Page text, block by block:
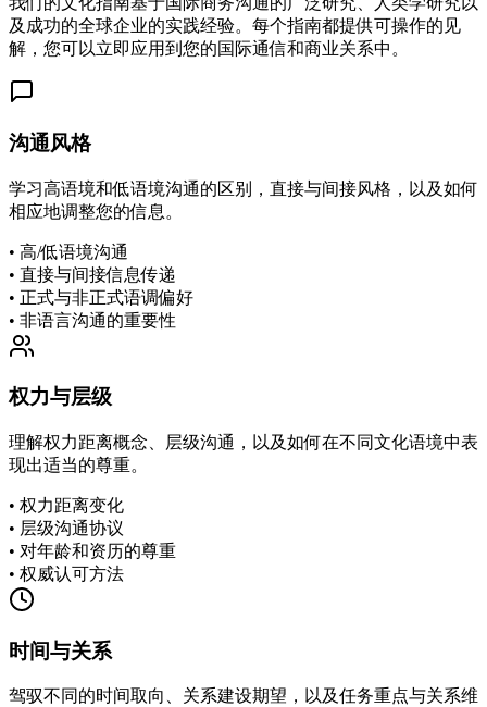
及成功的全球企业的实践经验。每个指南都提供可操作的见
解，您可以立即应用到您的国际通信和商业关系中。
沟通风格
学习高语境和低语境沟通的区别，直接与间接风格，以及如何
相应地调整您的信息。
• 高/低语境沟通
• 直接与间接信息传递
• 正式与非正式语调偏好
• 非语言沟通的重要性
权力与层级
理解权力距离概念、层级沟通，以及如何在不同文化语境中表
现出适当的尊重。
• 权力距离变化
• 层级沟通协议
• 对年龄和资历的尊重
• 权威认可方法
时间与关系
驾驭不同的时间取向、关系建设期望，以及任务重点与关系维